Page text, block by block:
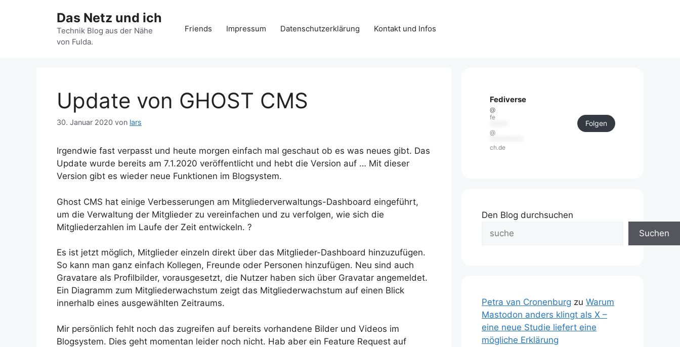
Das Netz und ich
Technik Blog aus der Nähe
von Fulda.
Friends Impressum Datenschutzerklärung Kontakt und Infos
Update von GHOST CMS
30. Januar 2020 von lars
Irgendwie fast verpasst und heute morgen einfach mal geschaut ob es was neues gibt. Das
Update wurde bereits am 7.1.2020 veröffentlicht und hebt die Version auf … Mit dieser
Version gibt es wieder neue Funktionen im Blogsystem.
Ghost CMS hat einige Verbesserungen am Mitgliederverwaltungs-Dashboard eingeführt,
um die Verwaltung der Mitglieder zu vereinfachen und zu verfolgen, wie sich die
Mitgliederzahlen im Laufe der Zeit entwickeln. ?
Es ist jetzt möglich, Mitglieder einzeln direkt über das Mitglieder-Dashboard hinzuzufügen.
So kann man ganz einfach Kollegen, Freunde oder Personen hinzufügen. Neu sind auch
Gravatare als Profilbilder, vorausgesetzt, die Nutzer haben sich über Gravatar angemeldet.
Ein Diagramm zum Mitgliederwachstum zeigt das Mitgliederwachstum auf einen Blick
innerhalb eines ausgewählten Zeitraums.
Mir persönlich fehlt noch das zugreifen auf bereits vorhandene Bilder und Videos im
Blogsystem. Dies geht momentan leider noch nicht. Hab aber ein Feature Request auf
Fediverse
@
fe
@
ch.de
Folgen
Den Blog durchsuchen
Suchen
Petra van Cronenburg zu Warum
Mastodon anders klingt als X –
eine neue Studie liefert eine
mögliche Erklärung